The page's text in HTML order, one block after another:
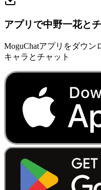
アプリで中野一花と
MoguChatアプリをダウ
キャラとチャット